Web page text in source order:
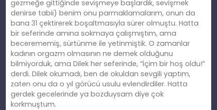
gezmeğe gittiğinde sevişmeye başlardık, sevişmek
denirse tabii) benim onu parmaklamalarım, onun da
bana 31 çektirerek boşaltmasıyla sürer olmuştu. Hatta
bir seferinde amına sokmaya çalışmıştım, ama
becerememiş, sürtünme ile yetinmiştik. O zamanlar
kadının orgazm olmasının ne demek olduğunu
bilmiyorduk, ama Dilek her seferinde, “İçim bir hoş oldu!”
derdi. Dilek okumadı, ben de okuldan sevgili yaptım,
zaten onu da o yıl görücü usulu evlendirdiler. Hatta
gerdek gecelerinde ya bozduysam diye çok
korkmuştum.